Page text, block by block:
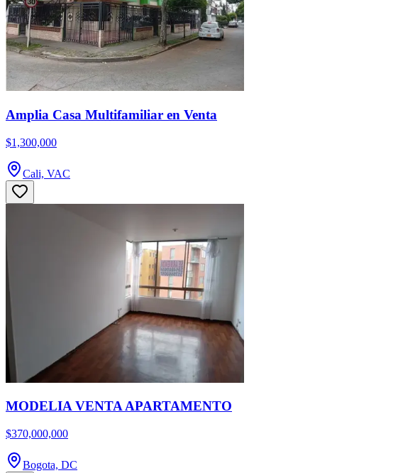
Amplia Casa Multifamiliar en Venta
$1,300,000
Cali, VAC
MODELIA VENTA APARTAMENTO
$370,000,000
Bogota, DC